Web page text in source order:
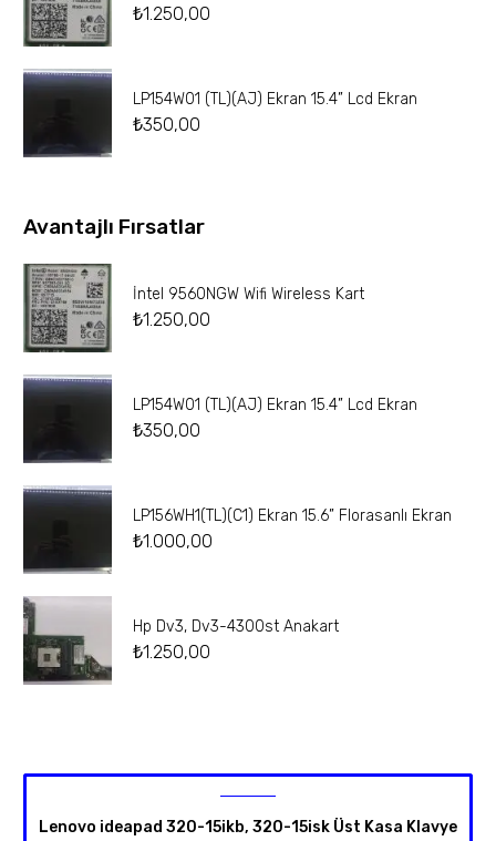
₺1.250,00
LP154W01 (TL)(AJ) Ekran 15.4” Lcd Ekran
₺350,00
Avantajlı Fırsatlar
İntel 9560NGW Wifi Wireless Kart
₺1.250,00
LP154W01 (TL)(AJ) Ekran 15.4” Lcd Ekran
₺350,00
LP156WH1(TL)(C1) Ekran 15.6” Florasanlı Ekran
₺1.000,00
Hp Dv3, Dv3-4300st Anakart
₺1.250,00
Lenovo ideapad 320-15ikb, 320-15isk Üst Kasa Klavye